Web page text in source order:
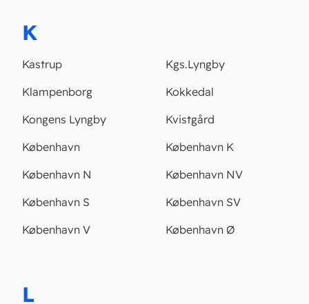
K
Kastrup
Kgs.Lyngby
Klampenborg
Kokkedal
Kongens Lyngby
Kvistgård
København
København K
København N
København NV
København S
København SV
København V
København Ø
L